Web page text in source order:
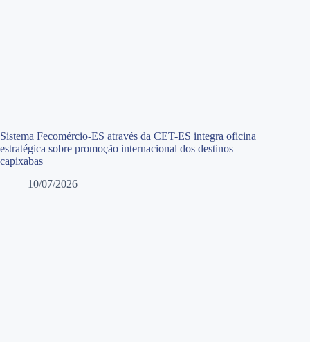
Sistema Fecomércio-ES através da CET-ES integra oficina
estratégica sobre promoção internacional dos destinos
capixabas
10/07/2026